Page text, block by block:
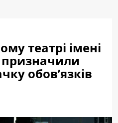
театрі імені
призначили
обов’язків